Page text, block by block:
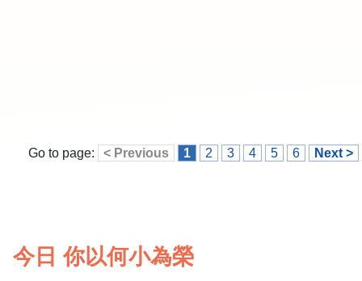
Go to page: < Previous 1 2 3 4 5 6 Next >
今日 你以何小為榮